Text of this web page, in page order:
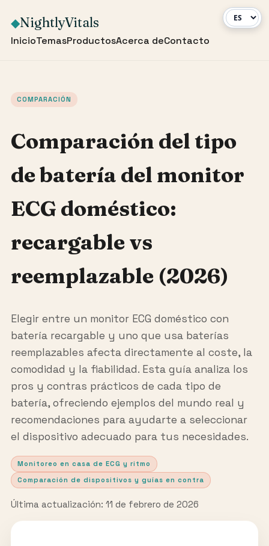
◆NightlyVitals
InicioTemasProductosAcerca deContacto
COMPARACIÓN
Comparación del tipo
de batería del monitor
ECG doméstico:
recargable vs
reemplazable (2026)
Elegir entre un monitor ECG doméstico con
batería recargable y uno que usa baterías
reemplazables afecta directamente al coste, la
comodidad y la fiabilidad. Esta guía analiza los
pros y contras prácticos de cada tipo de
batería, ofreciendo ejemplos del mundo real y
recomendaciones para ayudarte a seleccionar
el dispositivo adecuado para tus necesidades.
Monitoreo en casa de ECG y ritmo
Comparación de dispositivos y guías en contra
Última actualización: 11 de febrero de 2026